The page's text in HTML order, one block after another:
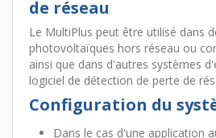
de réseau
Le MultiPlus peut être utilisé dans
photovoltaïques hors réseau ou
ainsi que dans d'autres systèmes
logiciel de détection de perte de
Configuration du
Dans le cas d'une application